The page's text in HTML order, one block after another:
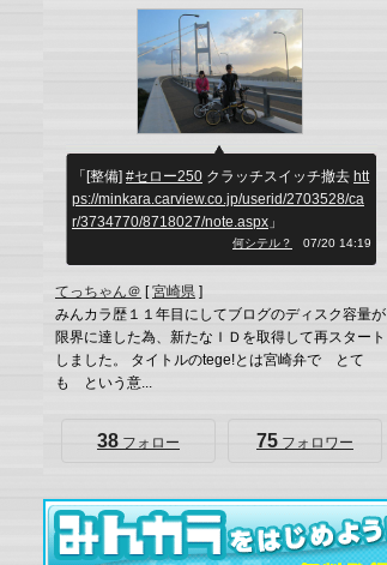
「[整備] #セロー250 クラッチスイッチ撤去 htt
ps://minkara.carview.co.jp/userid/2703528/ca
r/3734770/8718027/note.aspx 」
何シテル？ 07/20 14:19
てっちゃん＠ [宮崎県 ]
みんカラ歴１１年目にしてブログのディスク容量が
限界に達した為、新たなＩＤを取得して再スタート
しました。 タイトルのtege!とは宮崎弁で とて
も という意...
38 フォロー 75 フォロワー